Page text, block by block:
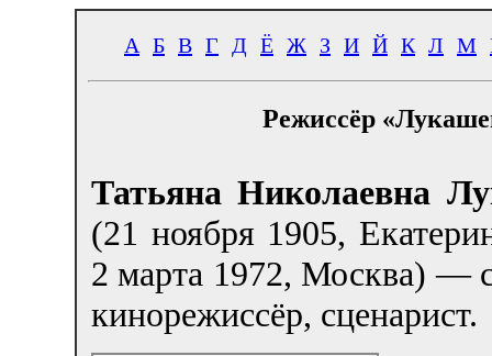
А Б В Г Д Ё Ж З И Й К Л М
Режиссёр
Татьяна Николаевна
(21 ноября 1905,
2 марта 1972, Москва) —
кинорежиссёр, сценарист.